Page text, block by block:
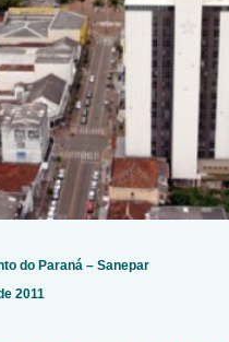
do Paraná – Sanepar
2011